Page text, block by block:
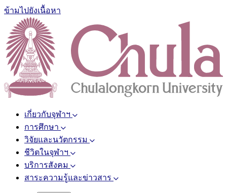
ข้ามไปยังเนื้อหา
เกี่ยวกับจุฬาฯ
การศึกษา
วิจัยและนวัตกรรม
ชีวิตในจุฬาฯ
บริการสังคม
สาระความรู้และข่าวสาร